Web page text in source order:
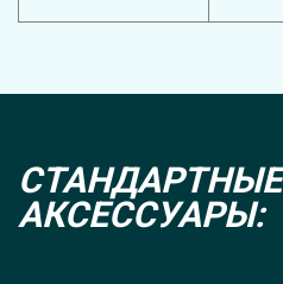
СТАНДАРТНЫЕ
АКСЕССУАРЫ: